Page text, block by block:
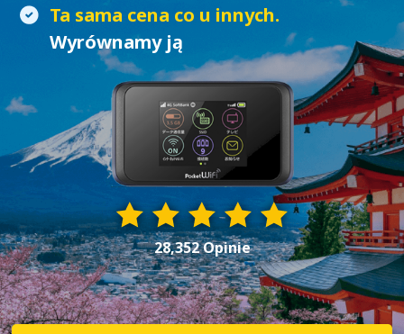
Ta sama cena co u innych.
Wyrównamy ją
28,352 Opinie